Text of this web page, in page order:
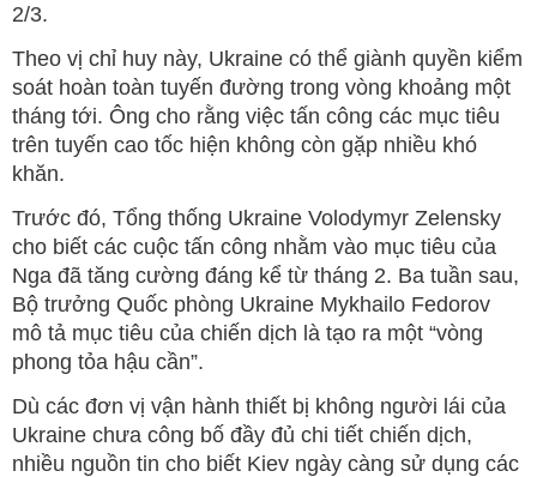
2/3.
Theo vị chỉ huy này, Ukraine có thể giành quyền kiểm
soát hoàn toàn tuyến đường trong vòng khoảng một
tháng tới. Ông cho rằng việc tấn công các mục tiêu
trên tuyến cao tốc hiện không còn gặp nhiều khó
khăn.
Trước đó, Tổng thống Ukraine Volodymyr Zelensky
cho biết các cuộc tấn công nhằm vào mục tiêu của
Nga đã tăng cường đáng kể từ tháng 2. Ba tuần sau,
Bộ trưởng Quốc phòng Ukraine Mykhailo Fedorov
mô tả mục tiêu của chiến dịch là tạo ra một “vòng
phong tỏa hậu cần”.
Dù các đơn vị vận hành thiết bị không người lái của
Ukraine chưa công bố đầy đủ chi tiết chiến dịch,
nhiều nguồn tin cho biết Kiev ngày càng sử dụng các